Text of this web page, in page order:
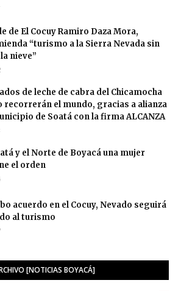
de El Cocuy Ramiro Daza Mora,
“turismo a la Sierra Nevada sin
nieve”
de leche de cabra del Chicamocha
recorrerán el mundo, gracias a alianza
de Soatá con la firma ALCANZA
y el Norte de Boyacá una mujer
el orden
acuerdo en el Cocuy, Nevado seguirá
al turismo
[NOTICIAS BOYACÁ]